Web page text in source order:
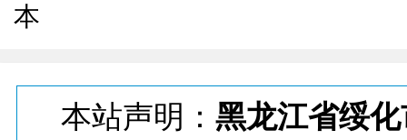
本
本站声明： 黑龙江省绥